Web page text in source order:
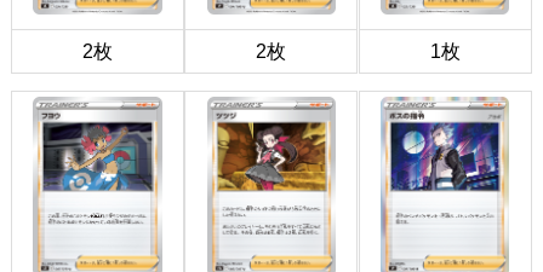
2枚 2枚 1枚